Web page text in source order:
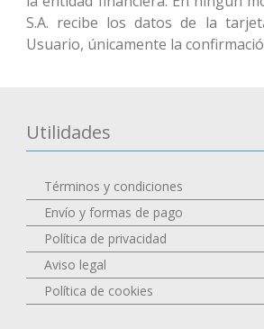
S.A. recibe los datos de la
Usuario, únicamente la
Utilidades
Términos y condiciones
Envío y formas de pago
Política de privacidad
Aviso legal
Política de cookies